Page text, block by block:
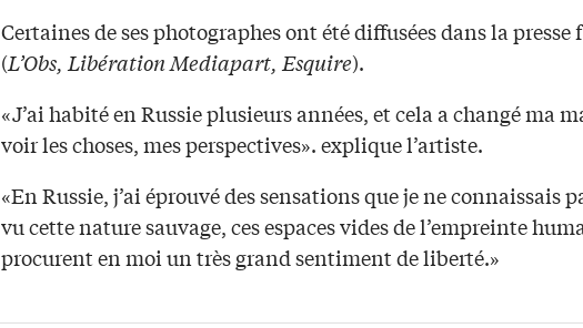
Certaines de ses photographes ont été diffusées dans la presse
(L’Obs, Libération Mediapart, Esquire).
«J’ai habité en Russie plusieurs années, et cela a changé ma
voir les choses, mes perspectives». explique l’artiste.
«En Russie, j’ai éprouvé des sensations que je ne connaissais
vu cette nature sauvage, ces espaces vides de l’empreinte
procurent en moi un très grand sentiment de liberté.»